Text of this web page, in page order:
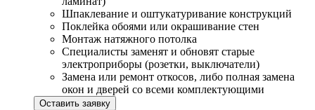
Шпаклевание и оштукатуривание конструкций
Поклейка обоями или окрашивание стен
Монтаж натяжного потолка
Специалисты заменят и обновят старые
электроприборы (розетки, выключатели)
Замена или ремонт откосов, либо полная замена
окон и дверей со всеми комплектующими
Оставить заявку